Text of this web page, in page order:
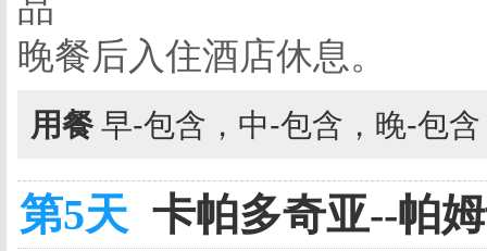
晚餐后入住酒店休息。
用餐 早-包含，中-包含，晚-包
第5天 卡帕多奇亚--帕